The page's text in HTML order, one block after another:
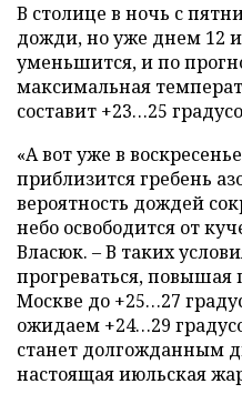
В столице в ночь с
дожди, но уже днем 12
уменьшится, и по
максимальная
составит +23…25
«А вот уже в
приблизится гребень
вероятность дождей
небо освободится от
Власюк. – В таких
прогреваться, повышая
Москве до +25…27
ожидаем +24…29
станет долгожданным
настоящая июльская